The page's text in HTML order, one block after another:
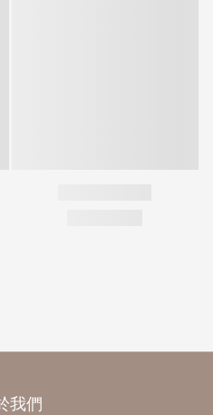
我們